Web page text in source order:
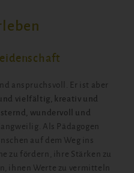
anspruchsvoll. Er ist aber
vielfältig, kreativ und
wundervoll und
Als Pädagogen
auf dem Weg ins
zu fördern, ihre Stärken zu
ihnen Werte zu vermitteln